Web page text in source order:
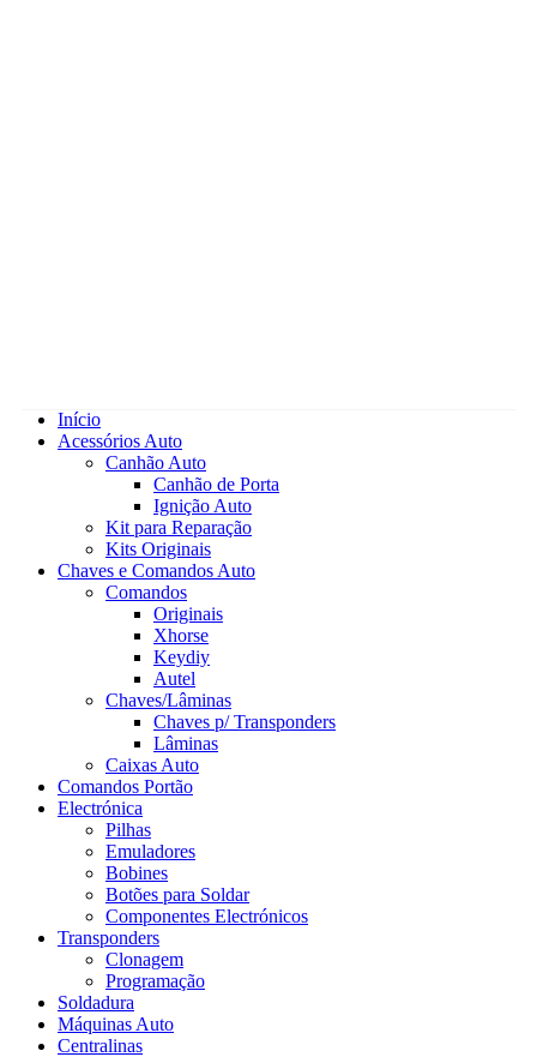
Início
Acessórios Auto
Canhão Auto
Canhão de Porta
Ignição Auto
Kit para Reparação
Kits Originais
Chaves e Comandos Auto
Comandos
Originais
Xhorse
Keydiy
Autel
Chaves/Lâminas
Chaves p/ Transponders
Lâminas
Caixas Auto
Comandos Portão
Electrónica
Pilhas
Emuladores
Bobines
Botões para Soldar
Componentes Electrónicos
Transponders
Clonagem
Programação
Soldadura
Máquinas Auto
Centralinas